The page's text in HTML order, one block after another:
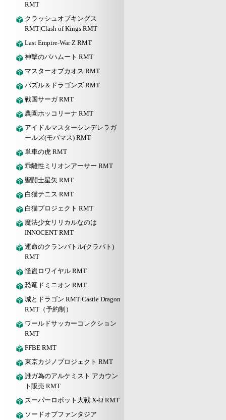
RMT
クラッシュオブキングス
RMT|Clash of Kings RMT
Last Empire-War Z RMT
神撃のバハムート RMT
マスターオブカオス RMT
パズル＆ドラゴンズ RMT
戦国サーガ RMT
農園ホッコリーナ RMT
アイドルマスターシンデレラガ
ールズ(モバマス) RMT
単車の虎 RMT
乖離性ミリオンアーサー RMT
聖闘士星矢 RMT
白猫テニス RMT
白猫プロジェクト RMT
魔法少女リリカルなのは
INNOCENT RMT
運命のクランバトル(クラバト)
RMT
怪盗ロワイヤル RMT
恐竜ドミニオン RMT
城とドラゴン RMT|Castle Dragon
RMT（予約制）
ワールドサッカーコレクション
RMT
FFBE RMT
東京カジノプロジェクト RMT
誰ガ為のアルケミスト アカウン
ト販売 RMT
スーパーロボット大戦 X-Ω RMT
ソードオブファンタジア